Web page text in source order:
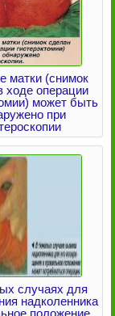
матки (снимок
ходе операции
может быть
при
случаях для
надколенника
положение